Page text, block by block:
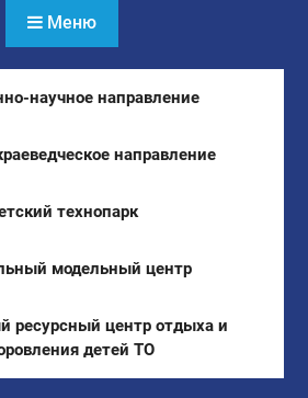
Меню
научное направление
направление
технопарк
модельный центр
ресурсный центр отдыха и
детей ТО